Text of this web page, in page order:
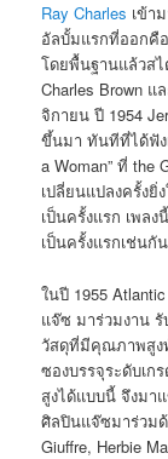
Ray Charles เข้า
อัลบั้มแรกที่ออกคือ
โดยพื้นฐานแล้วสไ
Charles Brown แ
จิกายน ปี 1954
ขึ้นมา ทันทีที่ได้ฟัง
a Woman” ที่ the
เปลี่ยนแปลงครั้งยิ่
เป็นครั้งแรก เพล
เป็นครั้งแรกเช่นกัน
ในปี 1955
แจ๊ซ มาร่วมงาน
วัสดุที่มีคุณภาพสูง
ซองบรรจุระดับเก
สูงได้แบบนี้ จึงมา
ศิลปินแจ๊ซมาร่วม
Giuffre, Herbie